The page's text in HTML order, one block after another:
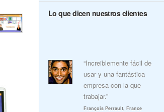
Lo que dicen nuestros clientes
“Increiblemente fácil de
usar y una fantástica
empresa con la que
trabajar.”
François Perrault, France